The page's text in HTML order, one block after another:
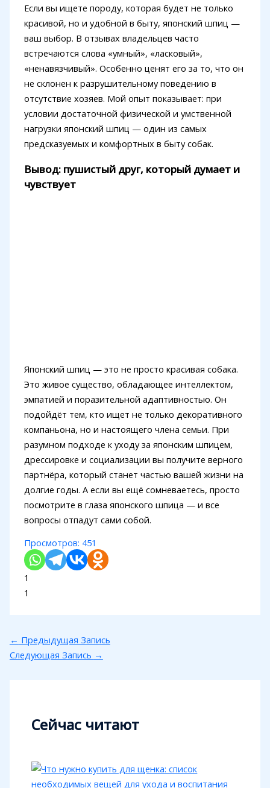
Если вы ищете породу, которая будет не только
красивой, но и удобной в быту, японский шпиц —
ваш выбор. В отзывах владельцев часто
встречаются слова «умный», «ласковый»,
«ненавязчивый». Особенно ценят его за то, что он
не склонен к разрушительному поведению в
отсутствие хозяев. Мой опыт показывает: при
условии достаточной физической и умственной
нагрузки японский шпиц — один из самых
предсказуемых и комфортных в быту собак.
Вывод: пушистый друг, который думает и
чувствует
Японский шпиц — это не просто красивая собака.
Это живое существо, обладающее интеллектом,
эмпатией и поразительной адаптивностью. Он
подойдёт тем, кто ищет не только декоративного
компаньона, но и настоящего члена семьи. При
разумном подходе к уходу за японским шпицем,
дрессировке и социализации вы получите верного
партнёра, который станет частью вашей жизни на
долгие годы. А если вы ещё сомневаетесь, просто
посмотрите в глаза японского шпица — и все
вопросы отпадут сами собой.
Просмотров: 451
1
1
← Предыдущая Запись
Следующая Запись →
Сейчас читают